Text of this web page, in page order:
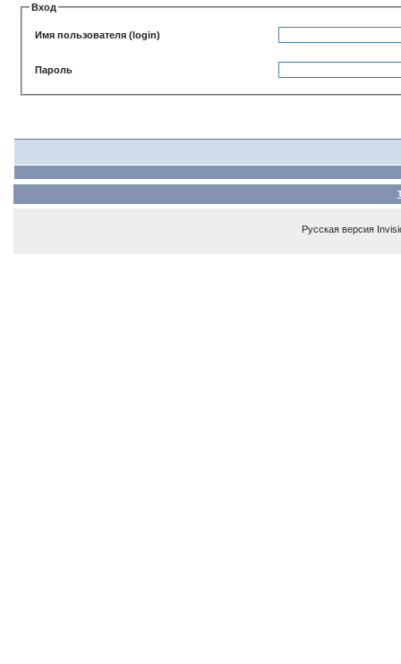
Вход
Имя пользователя (login)
Пароль
Русская версия